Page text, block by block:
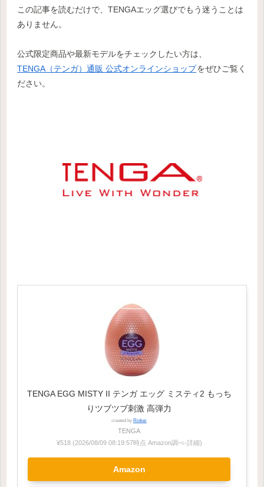
この記事を読むだけで、TENGAエッグ選びでもう迷うことは
ありません。
公式限定商品や最新モデルをチェックしたい方は、
TENGA（テンガ）通販 公式オンラインショップをぜひご覧く
ださい。
TENGA EGG MISTY II テンガ エッグ ミスティ2 もっち
りツブツブ刺激 高弾力
created by Rinker
TENGA
¥518 (2026/08/09 08:19:57時点 Amazon調べ-詳細)
Amazon